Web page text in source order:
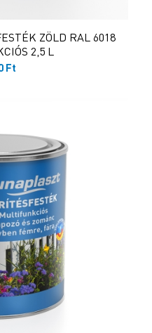
ZÖLD RAL 6018
2,5 L
Ft